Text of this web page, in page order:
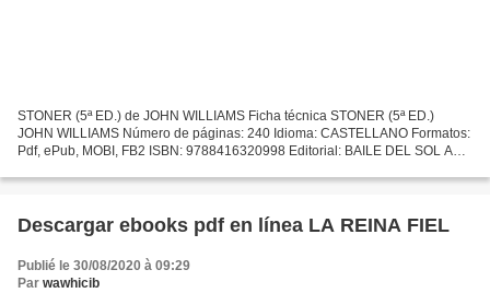
STONER (5ª ED.) de JOHN WILLIAMS Ficha técnica STONER (5ª ED.)
JOHN WILLIAMS Número de páginas: 240 Idioma: CASTELLANO Formatos:
Pdf, ePub, MOBI, FB2 ISBN: 9788416320998 Editorial: BAILE DEL SOL Año
Descargar ebooks pdf en línea LA REINA FIEL
Publié le 30/08/2020 à 09:29
Par wawhicib